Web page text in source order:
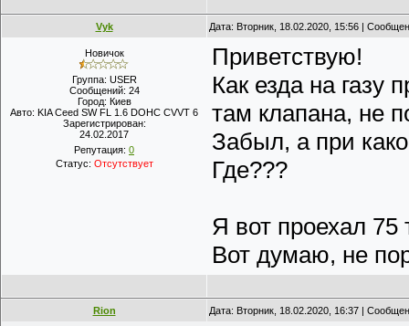
Vyk Дата: Вторник, 18.02.2020, 15:56 |
Новичок
Группа: USER
Сообщений: 24
Город: Киев
Авто: KIA Ceed SW FL 1.6 DOHC CVVT 6
Зарегистрирован:
24.02.2017
Репутация: 0
Статус: Отсутствует
Приветствую!
Как езда на газу
там клапана, не
Забыл, а при
Где???
Я вот проехал 75
Вот думаю, не
Rion Дата: Вторник, 18.02.2020, 16:37 |